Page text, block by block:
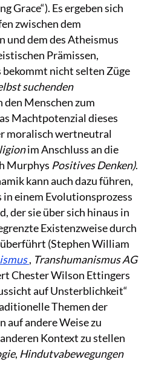
Grace“). Es ergeben sich
zwischen dem
und dem des Atheismus
Prämissen,
bekommt nicht selten Züge
suchenden
den Menschen zum
Machtpotenzial dieses
moralisch wertneutral
im Anschluss an die
Murphys Positives Denken).
kann auch dazu führen,
in einem Evolutionsprozess
der sie über sich hinaus in
Existenzweise durch
(Stephen William
, Transhumanismus AG
Chester Wilson Ettingers
auf Unsterblichkeit“
Themen der
auf andere Weise zu
Kontext zu stellen
, Hindutvabewegungen